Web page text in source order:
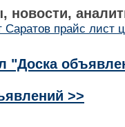
прайс лист
"Доска
>>